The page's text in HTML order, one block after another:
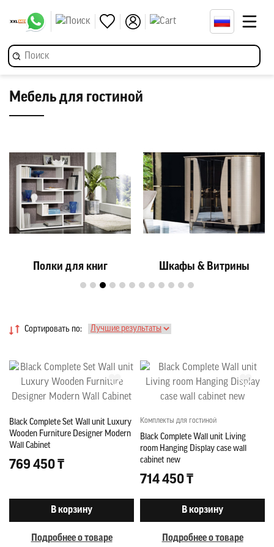
Мебель для гостиной
Полки для книг Шкафы & Витрины
Сортировать по:
Black Complete Set Wall unit Luxury
Wooden Furniture Designer Modern
Wall Cabinet
769 450 ₸
В корзину
Подробнее о товаре
Комплекты для гостиной
Black Complete Wall unit Living
room Hanging Display case wall
cabinet new
714 450 ₸
В корзину
Подробнее о товаре